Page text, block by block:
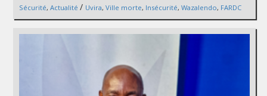
Sécurité, Actualité / Uvira, Ville morte, Insécurité, Wazalendo, FARDC